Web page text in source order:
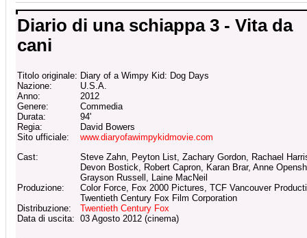
Diario di una schiappa 3 - Vita da
cani
Titolo originale: Diary of a Wimpy Kid: Dog Days
Nazione:
U.S.A.
Anno:
2012
Genere:
Commedia
Durata:
94'
Regia:
David Bowers
Sito ufficiale:
www.diaryofawimpykidmovie.com
Cast:
Steve Zahn, Peyton List, Zachary Gordon, Rachael
Devon Bostick, Robert Capron, Karan Brar, Anne
Grayson Russell, Laine MacNeil
Produzione:
Color Force, Fox 2000 Pictures, TCF Vancouver
Twentieth Century Fox Film Corporation
Distribuzione:
Twentieth Century Fox
Data di uscita: 03 Agosto 2012 (cinema)